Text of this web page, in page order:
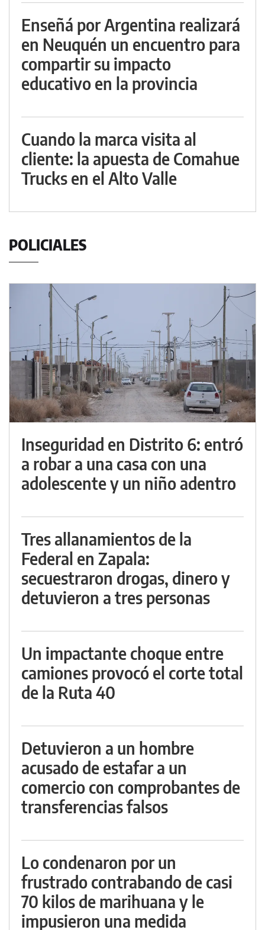
Enseñá por Argentina realizará
en Neuquén un encuentro para
compartir su impacto
educativo en la provincia
Cuando la marca visita al
cliente: la apuesta de Comahue
Trucks en el Alto Valle
POLICIALES
Inseguridad en Distrito 6: entró
a robar a una casa con una
adolescente y un niño adentro
Tres allanamientos de la
Federal en Zapala:
secuestraron drogas, dinero y
detuvieron a tres personas
Un impactante choque entre
camiones provocó el corte total
de la Ruta 40
Detuvieron a un hombre
acusado de estafar a un
comercio con comprobantes de
transferencias falsos
Lo condenaron por un
frustrado contrabando de casi
70 kilos de marihuana y le
impusieron una medida